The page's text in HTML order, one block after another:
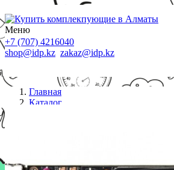
Меню
+7 (707) 4216040
shop@idp.kz zakaz@idp.kz
Главная
Каталог